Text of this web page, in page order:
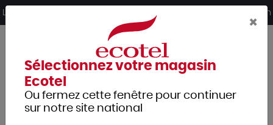
Livraison offerte dès 249€ HT d’achat et retrait 2h en magasin
×
Sélectionnez votre magasin
Ecotel
Ou fermez cette fenêtre pour continuer
sur notre site national
Panneau de gestion des cookies